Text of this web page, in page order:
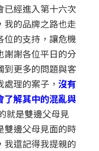
已經進入第十六次
我的品牌之路也走
位的支持，讓危機
謝謝各位平日的分
到更多的問題與客
處理的案子，沒有
了解其中的混亂與
就是雙邊父母見
雙邊父母見面的時
我還記得我提親的